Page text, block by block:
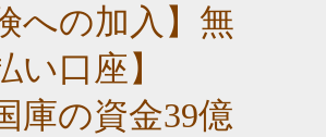
への加入】無
い口座】
庫の資金39億